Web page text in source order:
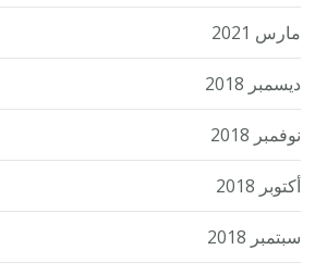
مارس 2021
ديسمبر 2018
نوفمبر 2018
أكتوبر 2018
سبتمبر 2018